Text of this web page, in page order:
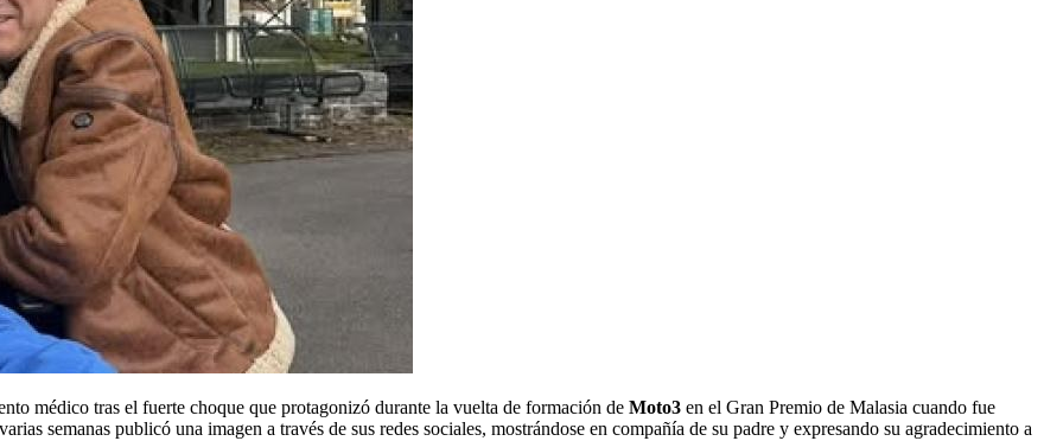
médico tras el fuerte choque que protagonizó durante la vuelta de formación de Moto3 en el Gran Premio de Malasia cuando fue
semanas publicó una imagen a través de sus redes sociales, mostrándose en compañía de su padre y expresando su agradecimiento a